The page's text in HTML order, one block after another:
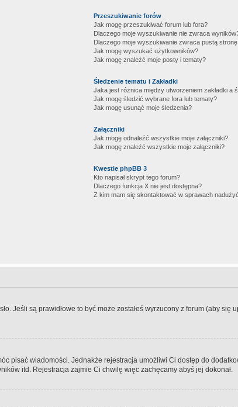
Przeszukiwanie forów
Jak mogę przeszukiwać forum lub fora?
Dlaczego moje wyszukiwanie nie zwraca
Dlaczego moje wyszukiwanie zwraca pustą
Jak mogę wyszukać użytkowników?
Jak mogę znaleźć moje posty i tematy?
Śledzenie tematu i Zakładki
Jaka jest różnica między utworzeniem zakładki a
Jak mogę śledzić wybrane fora lub tematy?
Jak mogę usunąć moje śledzenia?
Załączniki
Jak mogę odnaleźć wszystkie moje załączniki?
Jak mogę znaleźć wszystkie moje załączniki?
Kwestie phpBB 3
Kto napisał skrypt tego forum?
Dlaczego funkcja X nie jest dostępna?
Z kim mam się skontaktować w sprawach
Jeśli są prawidłowe to być może zostałeś wyrzucony z forum (aby
pisać wiadomości. Jednakże rejestracja umożliwi Ci dostęp do
itd. Rejestracja zajmie Ci chwilę więc zachęcamy abyś jej dokonał.